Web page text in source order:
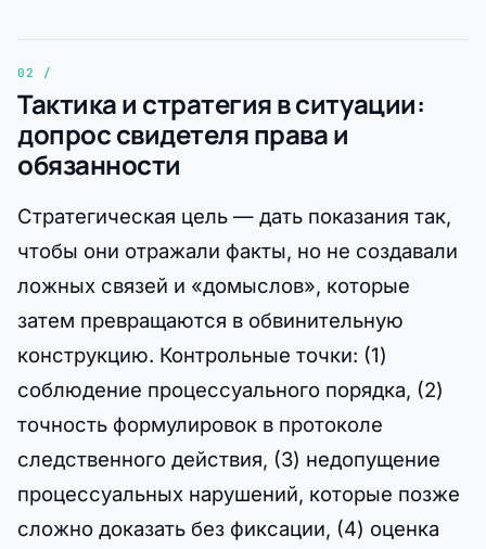
Тактика и стратегия в ситуации:
допрос свидетеля права и
обязанности
Стратегическая цель — дать показания так,
чтобы они отражали факты, но не создавали
ложных связей и «домыслов», которые
затем превращаются в обвинительную
конструкцию. Контрольные точки: (1)
соблюдение процессуального порядка, (2)
точность формулировок в протоколе
следственного действия, (3) недопущение
процессуальных нарушений, которые позже
сложно доказать без фиксации, (4) оценка